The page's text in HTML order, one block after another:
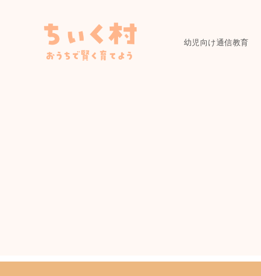
幼児向け通信教育